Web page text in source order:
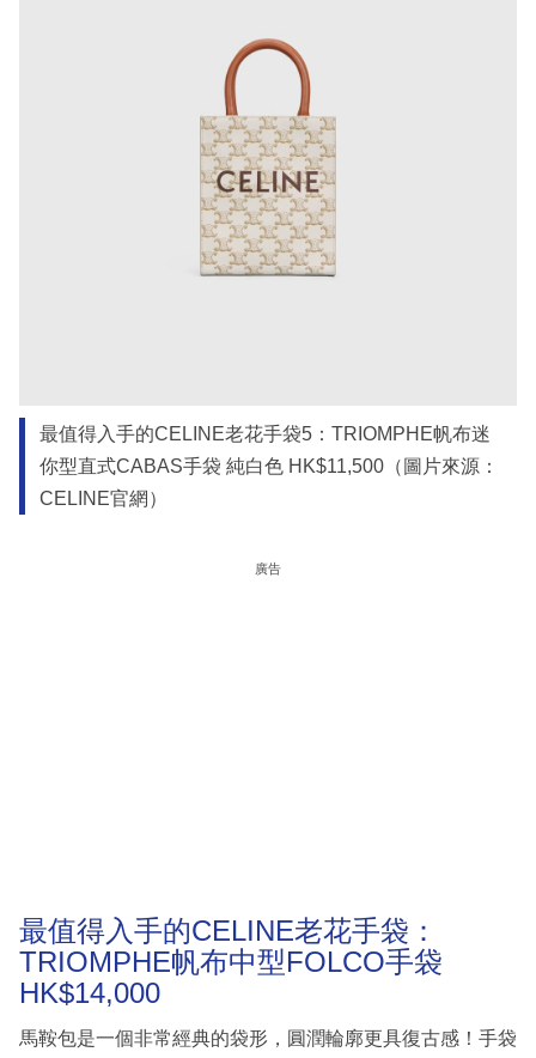
最值得入手的CELINE老花手袋5：TRIOMPHE帆布迷
你型直式CABAS手袋 純白色 HK$11,500（圖片來源：
CELINE官網）
廣告
最值得入手的CELINE老花手袋：
TRIOMPHE帆布中型FOLCO手袋
HK$14,000
馬鞍包是一個非常經典的袋形，圓潤輪廓更具復古感！手袋